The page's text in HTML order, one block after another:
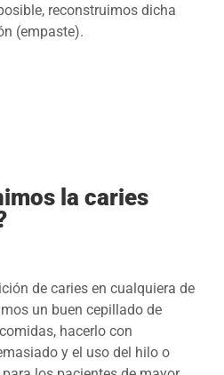
reconstruimos dicha
(empaste).
la caries
de caries en cualquiera de
un buen cepillado de
hacerlo con
y el uso del hilo o